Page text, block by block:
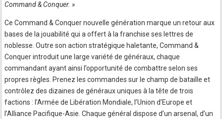
Command & Conquer. »
Ce Command & Conquer nouvelle génération marque un retour aux
bases de la jouabilité qui a offert à la franchise ses lettres de
noblesse. Outre son action stratégique haletante, Command &
Conquer introduit une large variété de généraux, chaque
commandant ayant ainsi l’opportunité de combattre selon ses
propres règles. Prenez les commandes sur le champ de bataille et
contrôlez des dizaines de généraux uniques à la tête de trois
factions : l’Armée de Libération Mondiale, l’Union d’Europe et
l’Alliance Pacifique-Asie. Chaque général dispose d’un arsenal, d’un